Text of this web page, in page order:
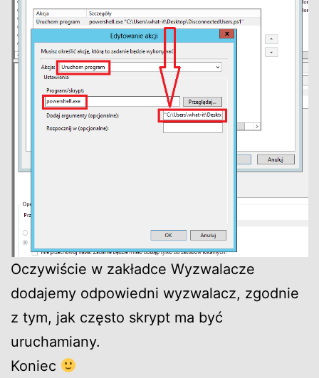
Oczywiście w zakładce Wyzwalacze
dodajemy odpowiedni wyzwalacz, zgodnie
z tym, jak często skrypt ma być
uruchamiany.
Koniec